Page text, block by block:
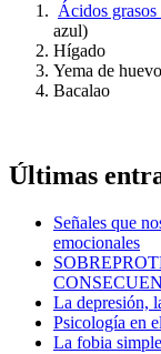
Ácidos
azul)
Hígado
Yema de huevo
Bacalao
Últimas
Señales que
emocionales
La depresión,
Psicología en
La fobia